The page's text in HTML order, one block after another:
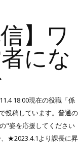
】ワ
にな
18:00現在の役職「係
投稿しています。普通の
"姿を応援してください
、★2023.4.1より課長に昇